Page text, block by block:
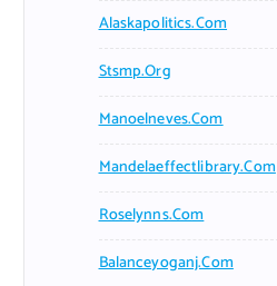
Alaskapolitics.com
Stsmp.org
Manoelneves.com
Mandelaeffectlibrary.com
Roselynns.com
Balanceyoganj.com